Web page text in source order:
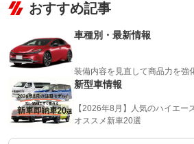
おすすめ記事
車種別・最新情報
装備内容を見直して商品力を強
新型車情報
【2026年8月】人気のハイエ
オススメ新車20選